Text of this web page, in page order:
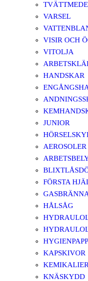
VARSEL
VISIR OCH
VITOLJA
HANDSKAR
JUNIOR
AEROSOLER
FÖRSTA
HÅLSÅG
KAPSKIVOR
KEMIKALIER
KNÄSKYDD